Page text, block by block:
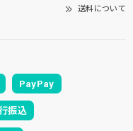
送料について
PayPay
振込